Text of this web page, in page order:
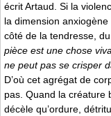
écrit Artaud. Si la
la dimension
côté de la tendresse,
pièce est une chose
ne peut pas se crisper
D’où cet agrégat de
pas. Quand la créature
décèle qu’ordure,